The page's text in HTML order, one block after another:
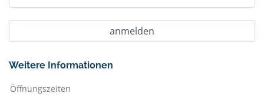
Weitere Informationen
Öffnungszeiten